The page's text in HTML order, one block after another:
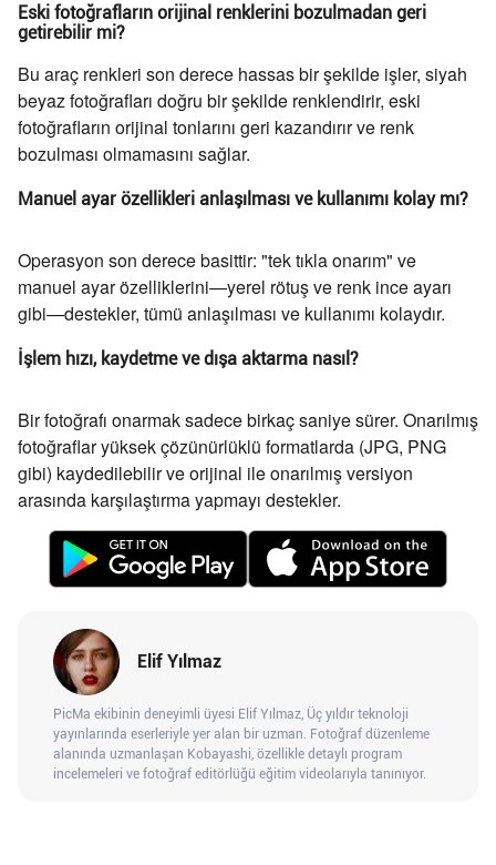
Eski fotoğrafların orijinal renklerini bozulmadan geri
getirebilir mi?
Bu araç renkleri son derece hassas bir şekilde işler, siyah
beyaz fotoğrafları doğru bir şekilde renklendirir, eski
fotoğrafların orijinal tonlarını geri kazandırır ve renk
bozulması olmamasını sağlar.
Manuel ayar özellikleri anlaşılması ve kullanımı kolay mı?
Operasyon son derece basittir: "tek tıkla onarım" ve
manuel ayar özelliklerini—yerel rötuş ve renk ince ayarı
gibi—destekler, tümü anlaşılması ve kullanımı kolaydır.
İşlem hızı, kaydetme ve dışa aktarma nasıl?
Bir fotoğrafı onarmak sadece birkaç saniye sürer. Onarılmış
fotoğraflar yüksek çözünürlüklü formatlarda (JPG, PNG
gibi) kaydedilebilir ve orijinal ile onarılmış versiyon
arasında karşılaştırma yapmayı destekler.
Elif Yılmaz
PicMa ekibinin deneyimli üyesi Elif Yılmaz, Üç yıldır teknoloji
yayınlarında eserleriyle yer alan bir uzman. Fotoğraf düzenleme
alanında uzmanlaşan Kobayashi, özellikle detaylı program
incelemeleri ve fotoğraf editörlüğü eğitim videolarıyla tanınıyor.